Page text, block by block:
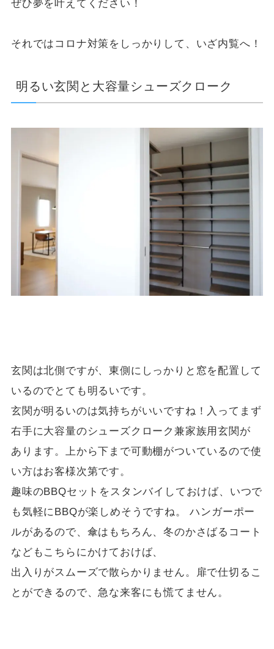
ぜひ夢を叶えてください！
それではコロナ対策をしっかりして、いざ内覧へ！
明るい玄関と大容量シューズクローク
玄関は北側ですが、東側にしっかりと窓を配置して
いるのでとても明るいです。
玄関が明るいのは気持ちがいいですね！入ってまず
右手に大容量のシューズクローク兼家族用玄関が
あります。上から下まで可動棚がついているので使
い方はお客様次第です。
趣味のBBQセットをスタンバイしておけば、いつで
も気軽にBBQが楽しめそうですね。 ハンガーポー
ルがあるので、傘はもちろん、冬のかさばるコート
などもこちらにかけておけば、
出入りがスムーズで散らかりません。扉で仕切るこ
とができるので、急な来客にも慌てません。